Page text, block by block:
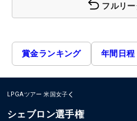
フルリ
賞金ランキング 年間日程
LPGAツアー 米国女子
シェブロン選手権